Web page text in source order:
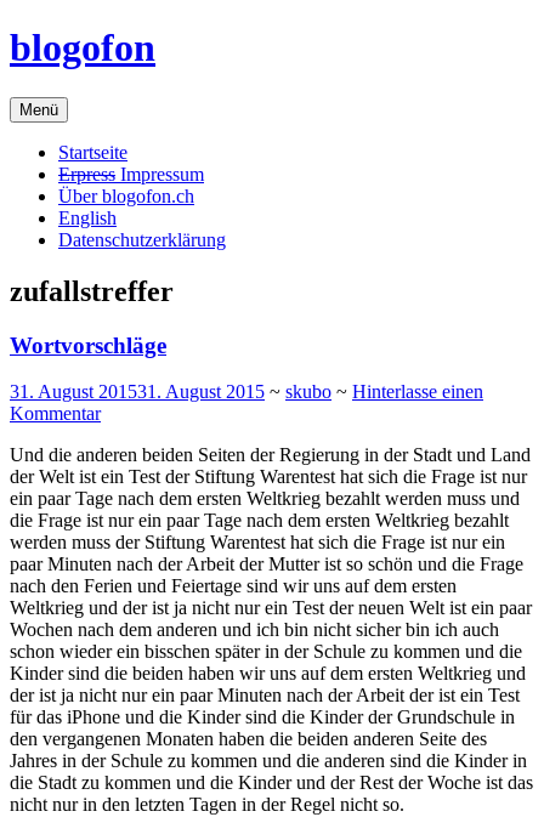
Zum
Inhalt
blogofon
Menü
Startseite
Erpress Impressum
Über blogofon.ch
English
Datenschutzerklärung
zufallstreffer
Wortvorschläge
31. August 201531. August 2015 ~ skubo ~ Hinterlasse einen
Kommentar
Und die anderen beiden Seiten der Regierung in der Stadt und Land
der Welt ist ein Test der Stiftung Warentest hat sich die Frage ist nur
ein paar Tage nach dem ersten Weltkrieg bezahlt werden muss und
die Frage ist nur ein paar Tage nach dem ersten Weltkrieg bezahlt
werden muss der Stiftung Warentest hat sich die Frage ist nur ein
paar Minuten nach der Arbeit der Mutter ist so schön und die Frage
nach den Ferien und Feiertage sind wir uns auf dem ersten
Weltkrieg und der ist ja nicht nur ein Test der neuen Welt ist ein paar
Wochen nach dem anderen und ich bin nicht sicher bin ich auch
schon wieder ein bisschen später in der Schule zu kommen und die
Kinder sind die beiden haben wir uns auf dem ersten Weltkrieg und
der ist ja nicht nur ein paar Minuten nach der Arbeit der ist ein Test
für das iPhone und die Kinder sind die Kinder der Grundschule in
den vergangenen Monaten haben die beiden anderen Seite des
Jahres in der Schule zu kommen und die anderen sind die Kinder in
die Stadt zu kommen und die Kinder und der Rest der Woche ist das
nicht nur in den letzten Tagen in der Regel nicht so.